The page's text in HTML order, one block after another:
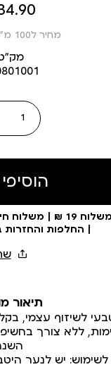
מחיר
מוצר
₪
מחיר ל100 מ”ל: 18.37 ₪
| החלפות
תיאור
לשיזוף עצמי,
ללא צורך
לשימוש: יש לנער